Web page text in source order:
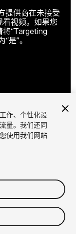
提供商在未接受
视频。如果您
“Targeting
是”。
作、个性化设
量。我们还同
使用我们网站